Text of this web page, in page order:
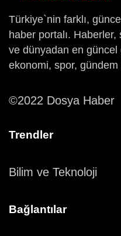
Türkiye`nin farklı,
haber portalı.
ve dünyadan en
ekonomi, spor,
©2022 Dosya Haber
Trendler
Bilim ve Teknoloji
Bağlantılar